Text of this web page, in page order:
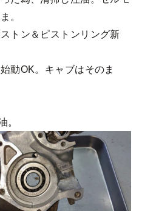
。
トン＆ピストンリング新
動OK。キャブはそのま
。